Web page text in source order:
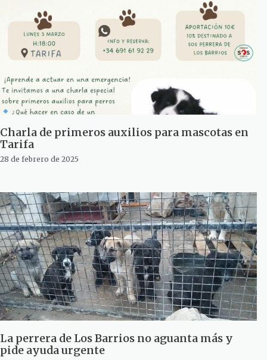
Charla de primeros auxilios para mascotas en
Tarifa
28 de febrero de 2025
La perrera de Los Barrios no aguanta más y
pide ayuda urgente